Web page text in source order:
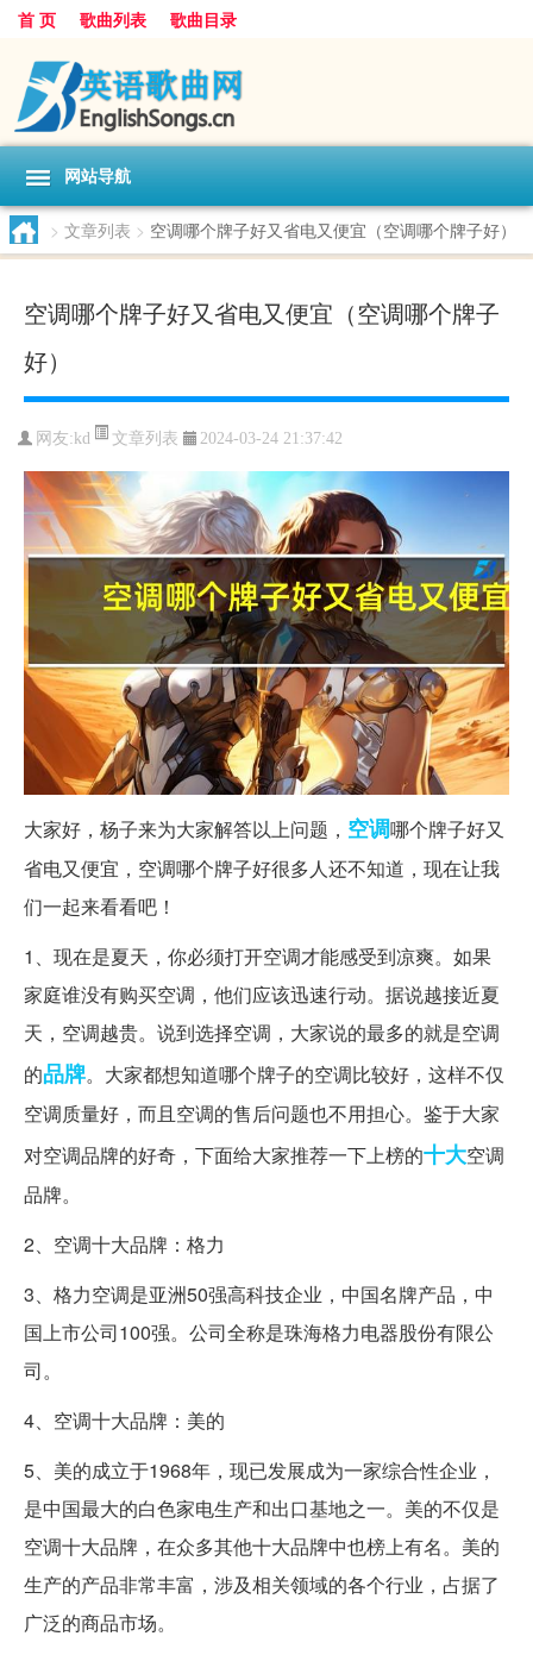
首 页 歌曲列表 歌曲目录
网站导航
> 文章列表 > 空调哪个牌子好又省电又便宜（空调哪个牌子好）
空调哪个牌子好又省电又便宜（空调哪个牌子
好）
网友: kd 文章列表 2024-03-24 21:37:42
大家好，杨子来为大家解答以上问题， 空调哪个牌子好又
省电又便宜，空调哪个牌子好很多人还不知道，现在让我
们一起来看看吧！
1、现在是夏天，你必须打开空调才能感受到凉爽。如果
家庭谁没有购买空调，他们应该迅速行动。据说越接近夏
天，空调越贵。说到选择空调，大家说的最多的就是空调
的品牌。大家都想知道哪个牌子的空调比较好，这样不仅
空调质量好，而且空调的售后问题也不用担心。鉴于大家
对空调品牌的好奇，下面给大家推荐一下上榜的十大空调
品牌。
2、空调十大品牌：格力
3、格力空调是亚洲50强高科技企业，中国名牌产品，中
国上市公司100强。公司全称是珠海格力电器股份有限公
司。
4、空调十大品牌：美的
5、美的成立于1968年，现已发展成为一家综合性企业，
是中国最大的白色家电生产和出口基地之一。美的不仅是
空调十大品牌，在众多其他十大品牌中也榜上有名。美的
生产的产品非常丰富，涉及相关领域的各个行业，占据了
广泛的商品市场。